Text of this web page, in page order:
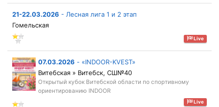
21-22.03.2026 - Лесная лига 1 и 2 этап
Гомельская
Live
07.03.2026 - «INDOOR-KVEST»
Витебская » Витебск, СШ№40
Открытый кубок Витебской области по спортивному
ориентированию INDOOR
Live